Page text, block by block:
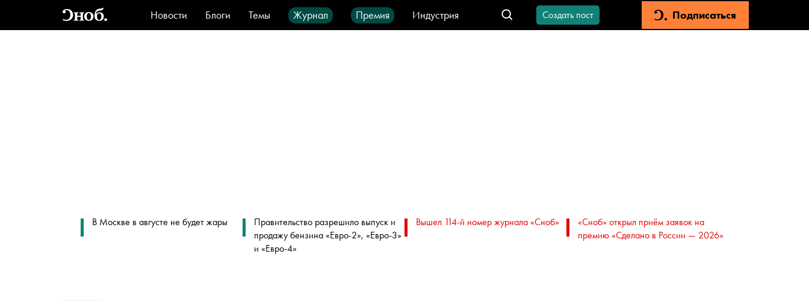
Новости Блоги Темы Журнал Премия
Индустрия
Стиль
Видео Город IT-продукты
Создать пост Подписаться
В Москве в августе не будет жары
Правительство разрешило выпуск и
продажу бензина «Евро-2», «Евро-3»
и «Евро-4»
Вышел 114-й номер журнала «Сноб»
«Сноб» открыл приём заявок на
премию «Сделано в России — 2026»